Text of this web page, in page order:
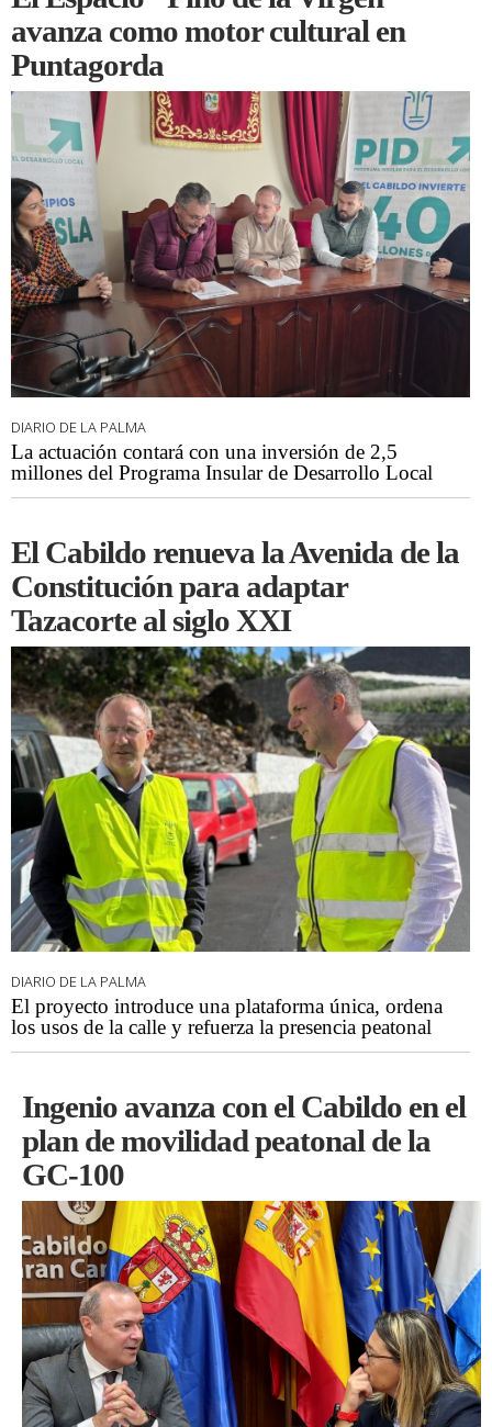
avanza como motor cultural en
Puntagorda
DIARIO DE LA PALMA
La actuación contará con una inversión de 2,5
millones del Programa Insular de Desarrollo Local
El Cabildo renueva la Avenida de la
Constitución para adaptar
Tazacorte al siglo XXI
DIARIO DE LA PALMA
El proyecto introduce una plataforma única, ordena
los usos de la calle y refuerza la presencia peatonal
Ingenio avanza con el Cabildo en el
plan de movilidad peatonal de la
GC-100